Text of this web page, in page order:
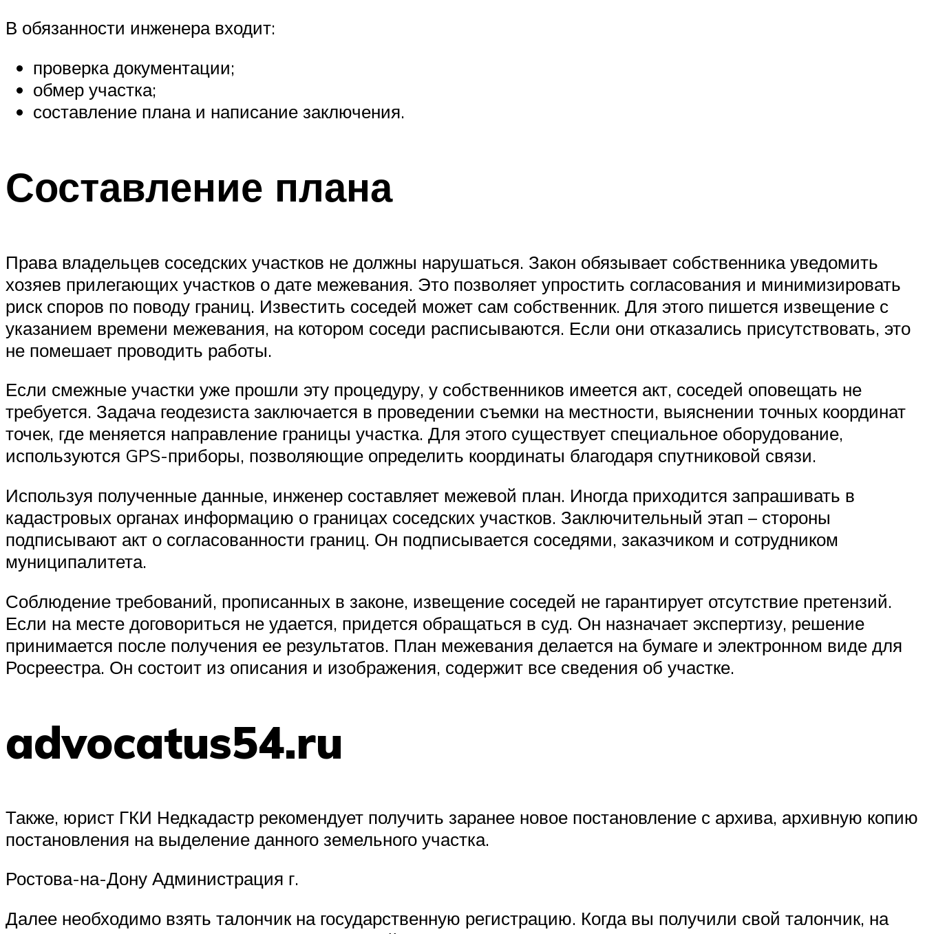
В обязанности инженера входит:
проверка документации;
обмер участка;
составление плана и написание заключения.
Составление плана
Права владельцев соседских участков не должны нарушаться. Закон обязывает собственника уведомить
хозяев прилегающих участков о дате межевания. Это позволяет упростить согласования и минимизировать
риск споров по поводу границ. Известить соседей может сам собственник. Для этого пишется извещение с
указанием времени межевания, на котором соседи расписываются. Если они отказались присутствовать, это
не помешает проводить работы.
Если смежные участки уже прошли эту процедуру, у собственников имеется акт, соседей оповещать не
требуется. Задача геодезиста заключается в проведении съемки на местности, выяснении точных координат
точек, где меняется направление границы участка. Для этого существует специальное оборудование,
используются GPS-приборы, позволяющие определить координаты благодаря спутниковой связи.
Используя полученные данные, инженер составляет межевой план. Иногда приходится запрашивать в
кадастровых органах информацию о границах соседских участков. Заключительный этап – стороны
подписывают акт о согласованности границ. Он подписывается соседями, заказчиком и сотрудником
муниципалитета.
Соблюдение требований, прописанных в законе, извещение соседей не гарантирует отсутствие претензий.
Если на месте договориться не удается, придется обращаться в суд. Он назначает экспертизу, решение
принимается после получения ее результатов. План межевания делается на бумаге и электронном виде для
Росреестра. Он состоит из описания и изображения, содержит все сведения об участке.
advocatus54.ru
Также, юрист ГКИ Недкадастр рекомендует получить заранее новое постановление с архива, архивную копию
постановления на выделение данного земельного участка.
Ростова-на-Дону Администрация г.
Далее необходимо взять талончик на государственную регистрацию. Когда вы получили свой талончик, на